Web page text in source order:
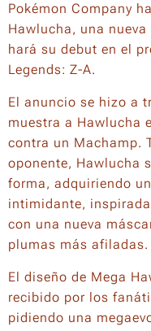
Pokémon Company
Hawlucha, una
hará su debut en el
Legends: Z-A.
El anuncio se hizo a
muestra a Hawlucha
contra un Machamp.
oponente, Hawlucha
forma, adquiriendo
intimidante,
con una nueva
plumas más afiladas.
El diseño de Mega
recibido por los
pidiendo una